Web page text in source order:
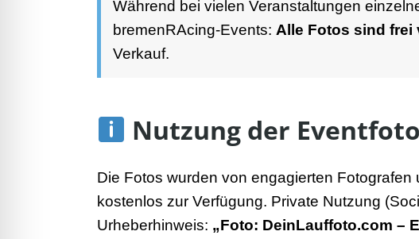
Während bei vielen Veranstaltungen
bremenRAcing-Events: Alle Fotos sind frei
Verkauf.
Nutzung der
Die Fotos wurden von engagierten
kostenlos zur Verfügung. Private Nutzung
Urheberhinweis: „Foto: DeinLauffoto.com –